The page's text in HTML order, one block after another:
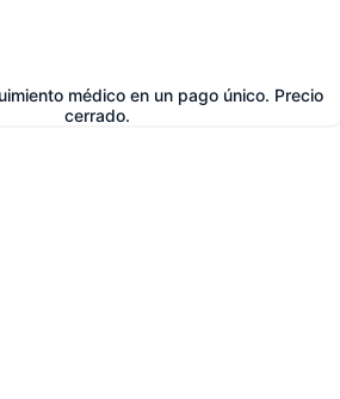
médico en un pago único. Precio
cerrado.